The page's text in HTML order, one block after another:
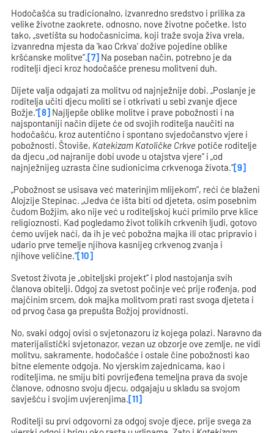
Hodočašća su tradicionalno, izvanredno sredstvo i prilika za
velike životne zaokrete, odnosno, nove životne početke. Isto
tako, „svetišta su hodočasnicima, koji traže svoja živa vrela,
izvanredna mjesta da 'kao Crkva' dožive pojedine oblike
kršćanske molitve“.[7] Na poseban način, potrebno je da
roditelji djeci kroz hodočašće prenesu molitveni duh.
Dijete valja odgajati za molitvu od najnježnije dobi. „Poslanje je
roditelja učiti djecu moliti se i otkrivati u sebi zvanje djece
Božje.“[8] Najljepše oblike molitve i prave pobožnosti i na
najspontaniji način dijete će od svojih roditelja naučiti na
hodočašću, kroz autentično i spontano svjedočanstvo vjere i
pobožnosti. Štoviše, Katekizam Katoličke Crkve potiče roditelje
da djecu „od najranije dobi uvode u otajstva vjere“ i „od
najnježnijeg uzrasta čine sudionicima crkvenoga života.“[9]
„Pobožnost se usisava već materinjim mlijekom“, reći će blaženi
Alojzije Stepinac. „Jedva će išta biti od djeteta, osim posebnim
čudom Božjim, ako nije već u roditeljskoj kući primilo prve klice
religioznosti. Kad pogledamo život tolikih crkvenih ljudi, gotovo
ćemo uvijek naći, da ih je već pobožna majka ili otac pripravio i
udario prve temelje njihova kasnijeg crkvenog zvanja i
njihove veličine.“[10]
Svetost života je „obiteljski projekt“ i plod nastojanja svih
članova obitelji. Odgoj za svetost počinje već prije rođenja, pod
majčinim srcem, dok majka molitvom prati rast svoga djeteta i
od prvog časa ga prepušta Božjoj providnosti.
No, svaki odgoj ovisi o svjetonazoru iz kojega polazi. Naravno da
materijalistički svjetonazor, vezan uz obzorje ove zemlje, ne vidi
molitvu, sakramente, hodočašće i ostale čine pobožnosti kao
bitne elemente odgoja. No vjerskim zajednicama, kao i
roditeljima, ne smiju biti povrijeđena temeljna prava da svoje
članove, odnosno svoju djecu, odgajaju u skladu sa svojom
savješću i svojim uvjerenjima.[11]
Roditelji su prvi odgovorni za odgoj svoje djece, prije svega za